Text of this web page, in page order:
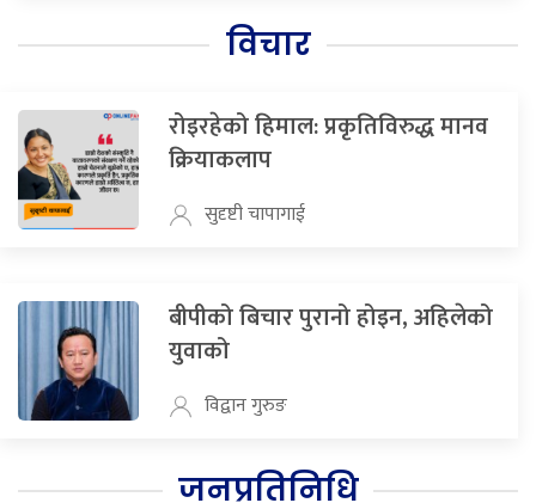
विचार
रोइरहेको हिमाल: प्रकृतिविरुद्ध मानव
क्रियाकलाप
सुदृष्टी चापागाई
बीपीको बिचार पुरानो होइन, अहिलेको
युवाको
विद्वान गुरुङ
जनप्रतिनिधि